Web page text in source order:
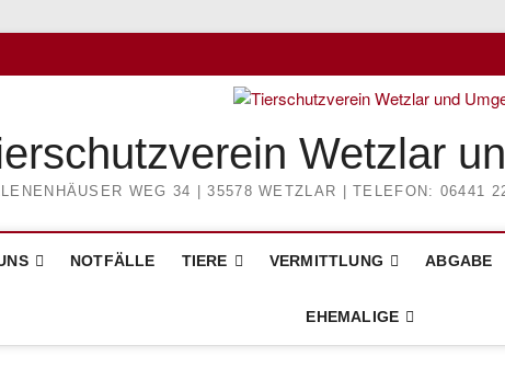
Wetzlar
WEG 34 | 35578 WETZLAR | TELEFON: 06441
NOTFÄLLE TIERE VERMITTLUNG ABGABE
EHEMALIGE